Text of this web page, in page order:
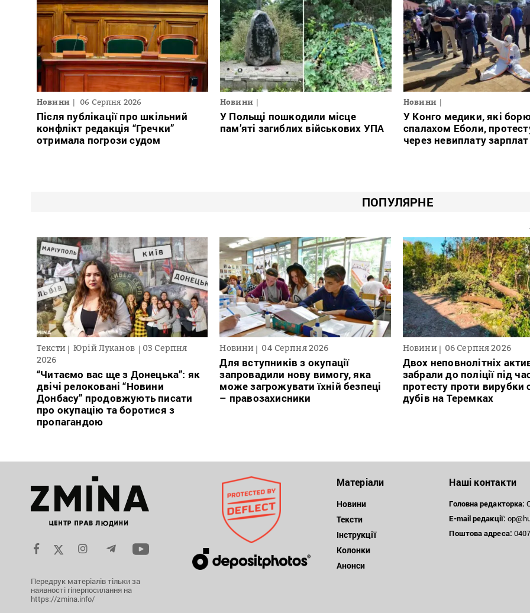
Новини 06 Серпня 2026
Після публікації про шкільний
конфлікт редакція “Гречки”
отримала погрози судом
Новини
У Польщі пошкодили місце
пам’яті загиблих військових УПА
Новини
У Конго медики, які
спалахом Еболи,
через невиплату зарплат
ПОПУЛЯРНЕ
Тексти Юрій Луканов
03 Серпня
2026
“Читаємо вас ще з Донецька”: як
двічі релоковані “Новини
Донбасу” продовжують писати
про окупацію та боротися з
пропагандою
Новини 04 Серпня 2026
Для вступників з окупації
запровадили нову вимогу, яка
може загрожувати їхній безпеці
– правозахисники
Новини 06 Серпня 2026
Двох неповнолітніх
забрали до поліції під
протесту проти вирубки
дубів на Теремках
Передрук матеріалів тільки за
наявності гіперпосилання на
https://zmina.info/
Матеріали
Новини
Тексти
Інструкції
Колонки
Анонси
Наші контакти
Головна редакторка:
E-mail редакції:
Поштоваадреса: